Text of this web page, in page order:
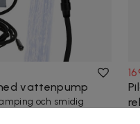
vattenpump
och smidig